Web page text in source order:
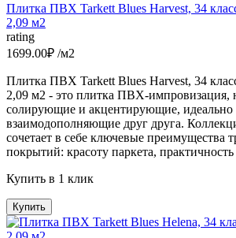
Плитка ПВХ Tarkett Blues Harvest, 34
2,09 м2
rating
1699.00₽ /м2
Плитка ПВХ Tarkett Blues Harvest, 34
2,09 м2 - это плитка ПВХ-импровизация,
солирующие и акцентирующие, идеально
взаимодополняющие друг друга.
сочетает в себе ключевые преимущества
покрытий: красоту паркета, практичность
Купить в 1 клик
Купить